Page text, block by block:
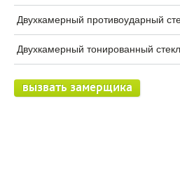
Двухкамерный противоударный
Двухкамерный тонированный
вызвать замерщика